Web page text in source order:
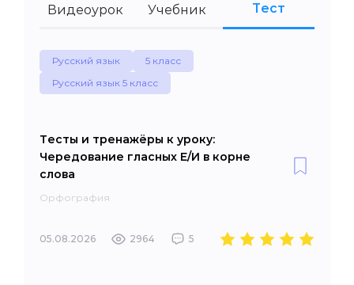
Видеоурок Учебник Тест
Русский язык
5 класс
Русский язык 5 класс
Тесты и тренажёры к уроку:
Чередование гласных Е/И в корне
слова
Орфография
05.08.2026 2964 5